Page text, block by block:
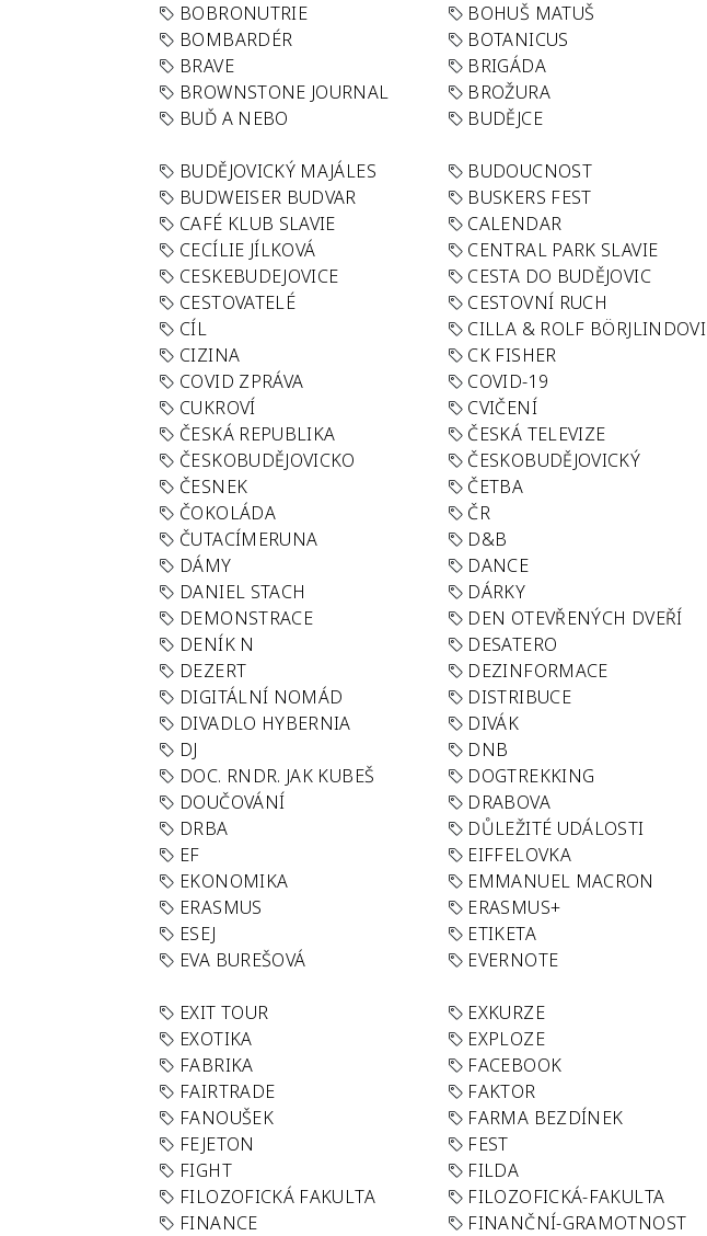
BOBRONUTRIE
BOHUŠ MATUŠ
BOMBARDÉR
BOTANICUS
BRAVE
BRIGÁDA
BROWNSTONE JOURNAL
BROŽURA
BUĎ A NEBO
BUDĚJCE
BUDĚJOVICKÝ MAJÁLES
BUDOUCNOST
BUDWEISER BUDVAR
BUSKERS FEST
CAFÉ KLUB SLAVIE
CALENDAR
CECÍLIE JÍLKOVÁ
CENTRAL PARK SLAVIE
CESKEBUDEJOVICE
CESTA DO BUDĚJOVIC
CESTOVATELÉ
CESTOVNÍ RUCH
CÍL
CILLA & ROLF BÖRJLINDOVI
CIZINA
CK FISHER
COVID ZPRÁVA
COVID-19
CUKROVÍ
CVIČENÍ
ČESKÁ REPUBLIKA
ČESKÁ TELEVIZE
ČESKOBUDĚJOVICKO
ČESKOBUDĚJOVICKÝ
ČESNEK
ČETBA
ČOKOLÁDA
ČR
ČUTACÍMERUNA
D&B
DÁMY
DANCE
DANIEL STACH
DÁRKY
DEMONSTRACE
DEN OTEVŘENÝCH DVEŘÍ
DENÍK N
DESATERO
DEZERT
DEZINFORMACE
DIGITÁLNÍ NOMÁD
DISTRIBUCE
DIVADLO HYBERNIA
DIVÁK
DJ
DNB
DOC. RNDR. JAK KUBEŠ
DOGTREKKING
DOUČOVÁNÍ
DRABOVA
DRBA
DŮLEŽITÉ UDÁLOSTI
EF
EIFFELOVKA
EKONOMIKA
EMMANUEL MACRON
ERASMUS
ERASMUS+
ESEJ
ETIKETA
EVA BUREŠOVÁ
EVERNOTE
EXIT TOUR
EXKURZE
EXOTIKA
EXPLOZE
FABRIKA
FACEBOOK
FAIRTRADE
FAKTOR
FANOUŠEK
FARMA BEZDÍNEK
FEJETON
FEST
FIGHT
FILDA
FILOZOFICKÁ FAKULTA
FILOZOFICKÁ-FAKULTA
FINANCE
FINANČNÍ-GRAMOTNOST